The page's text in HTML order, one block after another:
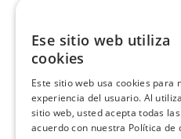
Política de Cookies
Comunicaciones
Anuncia’t
Quiero recibir la
Ese sitio web utiliza
cookies
Este sitio web usa cookies para
experiencia del usuario. Al
sitio web, usted acepta todas
acuerdo con nuestra Política de